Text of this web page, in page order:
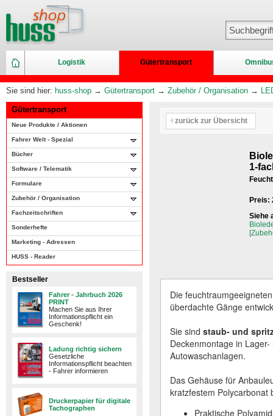
Logistik Gütertransport
Sie sind hier: huss-shop → Gütertransport → Zubehör / Organisation →
Gütertransport
Neue Produkte / Aktionen
Fahrer Welt - Spezial
Bücher
Software / Telematik
Formulare
Zubehör / Organisation
Fachzeitschriften
Sonderhefte
Marketing - Adressen
HUSS - Reader
Bestseller
Fahrer - Jahrbuch 2026
PRINT
Machen Sie aus Ihrer
Informationspflicht ein
Geschenk!
Ladung richtig sichern
Gesetzliche
Informationspflicht beachten
- Fahrer informieren
Druckerpapier für digitale
Tachographen
zurück zur Übersicht
1-
Siehe
Die
überdachte Gänge
Sie sind staub- und
Deckenmontage in
Autowaschanlagen.
Das Gehäuse für
kratzfestem Polycarbonat
Praktische